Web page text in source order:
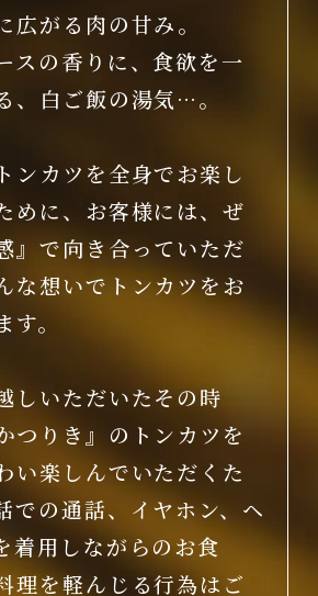
広がる肉の甘み。
スの香りに、食欲を一
、白ご飯の湯気…。
ンカツを全身でお楽し
めに、お客様には、ぜ
』で向き合っていただ
な想いでトンカツをお
。
しいただいたその時
つりき』のトンカツを
い楽しんでいただくた
での通話、イヤホン、ヘ
着用しながらのお食
理を軽んじる行為はご